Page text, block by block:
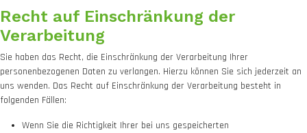
Recht auf Einschränkung der
Verarbeitung
Sie haben das Recht, die Einschränkung der Verarbeitung Ihrer
personenbezogenen Daten zu verlangen. Hierzu können Sie sich jederzeit an
uns wenden. Das Recht auf Einschränkung der Verarbeitung besteht in
folgenden Fällen:
Wenn Sie die Richtigkeit Ihrer bei uns gespeicherten